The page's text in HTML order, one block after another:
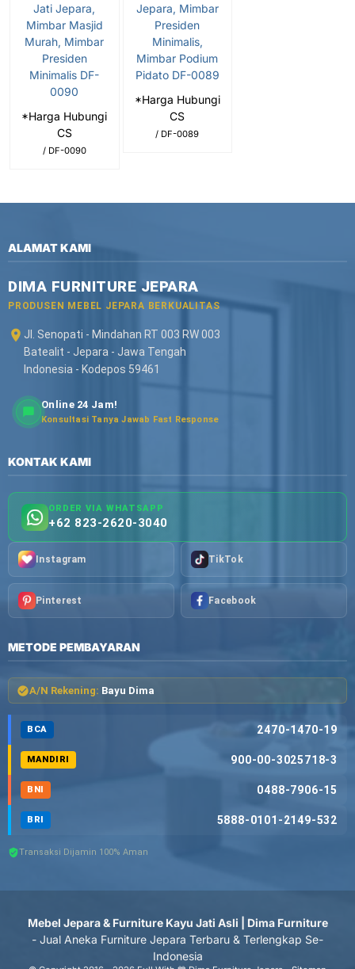
Jati Jepara,
Mimbar Masjid
Murah, Mimbar
Presiden
Minimalis DF-
0090
*Harga Hubungi
CS
/ DF-0090
Jepara, Mimbar
Presiden
Minimalis,
Mimbar Podium
Pidato DF-0089
*Harga Hubungi
CS
/ DF-0089
ALAMAT KAMI
DIMA FURNITURE JEPARA
PRODUSEN MEBEL JEPARA BERKUALITAS
Jl. Senopati - Mindahan RT 003 RW 003
Batealit - Jepara - Jawa Tengah
Indonesia - Kodepos 59461
Online 24 Jam!
Konsultasi Tanya Jawab Fast Response
KONTAK KAMI
ORDER VIA WHATSAPP
+62 823-2620-3040
Instagram TikTok
Pinterest Facebook
METODE PEMBAYARAN
A/N Rekening: Bayu Dima
BCA 2470-1470-19
MANDIRI 900-00-3025718-3
BNI 0488-7906-15
BRI 5888-0101-2149-532
Transaksi Dijamin 100% Aman
Mebel Jepara & Furniture Kayu Jati Asli | Dima Furniture
- Jual Aneka Furniture Jepara Terbaru & Terlengkap Se-
Indonesia